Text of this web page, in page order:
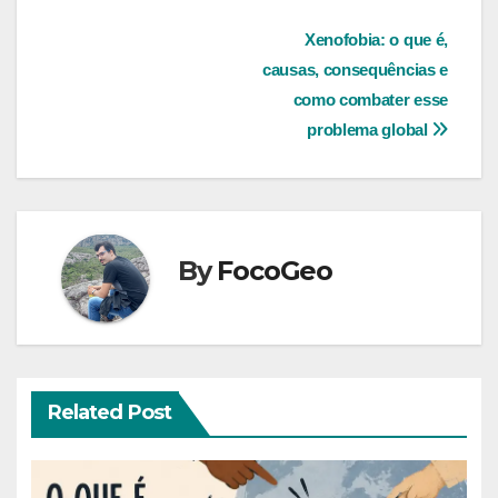
Xenofobia: o que é,
causas, consequências e
como combater esse
problema global
ByFocoGeo
Related Post